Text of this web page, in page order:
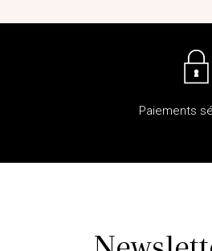
Paiements